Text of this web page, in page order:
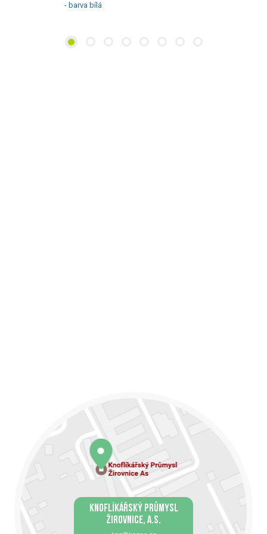
- barva hnědá
KNOFLÍKÁŘSKÝ PRŮMYSL
ŽIROVNICE, A.S.